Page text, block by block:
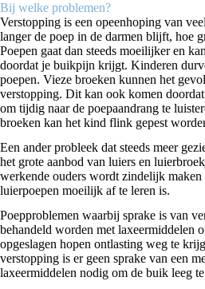
Bij welke problemen?
Verstopping is een opeenhoping van
langer de poep in de darmen blijft, hoe
Poepen gaat dan steeds moeilijker en
doordat je buikpijn krijgt. Kinderen
poepen. Vieze broeken kunnen het
verstopping. Dit kan ook komen
om tijdig naar de poepaandrang te
broeken kan het kind flink gepest
Een ander probleek dat steeds meer
het grote aanbod van luiers en
werkende ouders wordt zindelijk
luierpoepen moeilijk af te leren is.
Poepproblemen waarbij sprake is van
behandeld worden met laxeermiddelen
opgeslagen hopen ontlasting weg te
verstopping is er geen sprake van een
laxeermiddelen nodig om de buik leeg